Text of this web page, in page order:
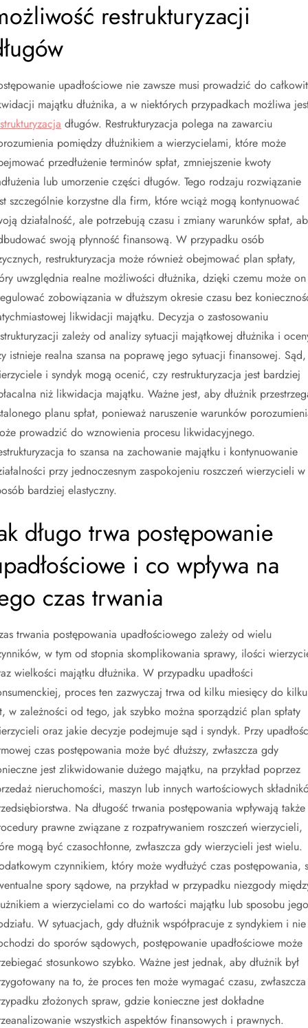
restrukturyzacji
upadłościowe nie zawsze musi prowadzić do
majątku dłużnika, a w niektórych przypadkach możliwa
długów. Restrukturyzacja polega na zawarciu
pomiędzy dłużnikiem a wierzycielami, które może
przedłużenie terminów spłat, zmniejszenie kwoty
lub umorzenie części długów. Tego rodzaju rozwiązanie
szczególnie korzystne dla firm, które wciąż mogą kontynuować
działalność, ale potrzebują czasu i zmiany warunków spłat,
swoją płynność finansową. W przypadku osób
restrukturyzacja może również obejmować plan spłaty,
uwzględnia realne możliwości dłużnika, dzięki czemu może on
zobowiązania w dłuższym okresie czasu bez
likwidacji majątku. Decyzja o zastosowaniu
zależy od analizy sytuacji majątkowej dłużnika i
istnieje realna szansa na poprawę jego sytuacji finansowej. Sąd,
i syndyk mogą ocenić, czy restrukturyzacja jest bardziej
niż likwidacja majątku. Ważne jest, aby dłużnik
planu spłat, ponieważ naruszenie warunków
prowadzić do wznowienia procesu likwidacyjnego.
to szansa na zachowanie majątku i kontynuowanie
przy jednoczesnym zaspokojeniu roszczeń wierzycieli w
bardziej elastyczny.
długo trwa postępowanie
i co wpływa na
czas trwania
trwania postępowania upadłościowego zależy od wielu
w tym od stopnia skomplikowania sprawy, ilości
wielkości majątku dłużnika. W przypadku upadłości
proces ten zazwyczaj trwa od kilku miesięcy do kilku
w zależności od tego, jak szybko można sporządzić plan spłaty
oraz jakie decyzje podejmuje sąd i syndyk. Przy
czas postępowania może być dłuższy, zwłaszcza gdy
jest zlikwidowanie dużego majątku, na przykład poprzez
nieruchomości, maszyn lub innych wartościowych
Na długość trwania postępowania wpływają także
prawne związane z rozpatrywaniem roszczeń wierzycieli,
mogą być czasochłonne, zwłaszcza gdy wierzycieli jest wielu.
czynnikiem, który może wydłużyć czas postępowania,
spory sądowe, na przykład w przypadku niezgody
a wierzycielami co do wartości majątku lub sposobu jego
W sytuacjach, gdy dłużnik współpracuje z syndykiem i nie
do sporów sądowych, postępowanie upadłościowe może
stosunkowo szybko. Ważne jest jednak, aby dłużnik był
na to, że proces ten może wymagać czasu,
złożonych spraw, gdzie konieczne jest dokładne
wszystkich aspektów finansowych i prawnych.